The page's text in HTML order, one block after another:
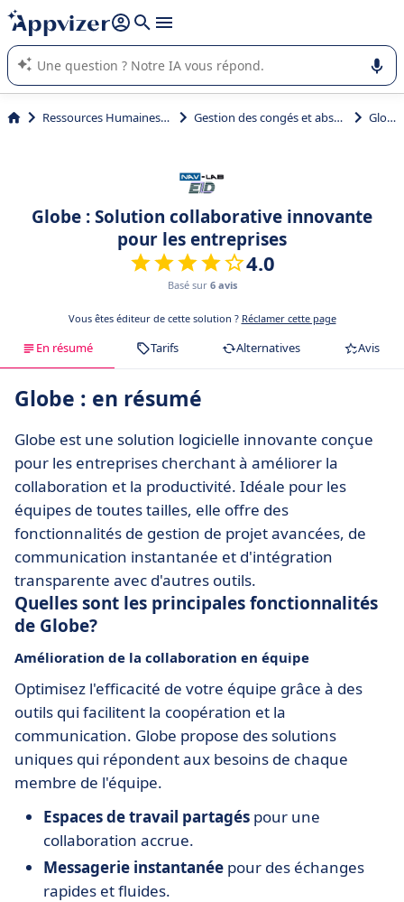
répondre (plusieurs lignes avec
L'IA de Appvizer vous guide dans l'utilisation ou la sélection de
logiciel SaaS en entreprise.
Ressources Humaines (RH) Gestion des congés et absences Globe
Globe : Solution collaborative innovante
pour les entreprises
4.0
Basé sur 6 avis
Vous êtes éditeur de cette solution ? Réclamer cette page
En résumé Tarifs Alternatives Avis
Globe : en résumé
Globe est une solution logicielle innovante conçue
pour les entreprises cherchant à améliorer la
collaboration et la productivité. Idéale pour les
équipes de toutes tailles, elle offre des
fonctionnalités de gestion de projet avancées, de
communication instantanée et d'intégration
transparente avec d'autres outils.
Quelles sont les principales fonctionnalités
de Globe?
Amélioration de la collaboration en équipe
Optimisez l'efficacité de votre équipe grâce à des
outils qui facilitent la coopération et la
communication. Globe propose des solutions
uniques qui répondent aux besoins de chaque
membre de l'équipe.
Espaces de travail partagés pour une
collaboration accrue.
Messagerie instantanée pour des échanges
rapides et fluides.